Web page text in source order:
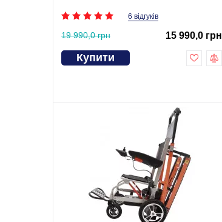
6 відгуків
19 990,0 грн 15 990,0 грн
Купити